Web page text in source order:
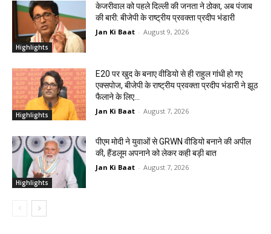
Highlights
केजरीवाल को पहले दिल्ली की जनता ने ठोका, अब पंजाब
की बारी: बीजेपी के राष्ट्रीय प्रवक्ता प्रदीप भंडारी
Jan Ki Baat - August 9, 2026
Highlights
E20 पर खुद के बनाए वीडियो से ही राहुल गांधी हो गए
एक्सपोज, बीजेपी के राष्ट्रीय प्रवक्ता प्रदीप भंडारी ने झूठ
फैलाने के लिए...
Jan Ki Baat - August 7, 2026
Highlights
पीएम मोदी ने युवाओं से GRWN वीडियो बनाने की अपील
की, हैंडलूम अपनाने को लेकर कही बड़ी बात
Jan Ki Baat - August 7, 2026